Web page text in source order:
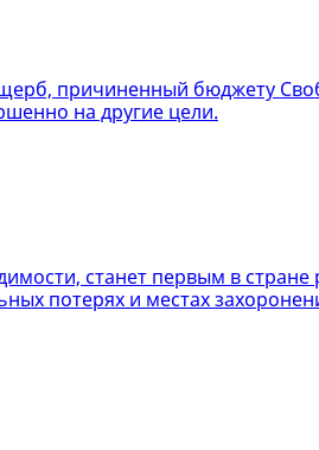
причиненный бюджету
на другие цели.
станет первым в
потерях и местах